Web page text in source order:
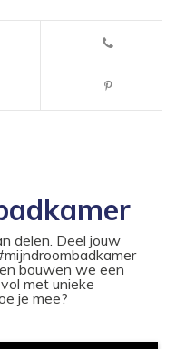
delen. Deel jouw
bouwen we een
met unieke
je mee?